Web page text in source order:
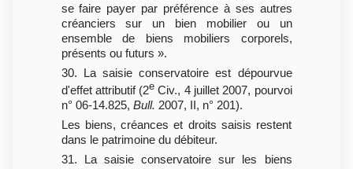
se faire payer par préférence à ses autres
créanciers sur un bien mobilier ou un
ensemble de biens mobiliers corporels,
présents ou futurs ».
30. La saisie conservatoire est dépourvue
d'effet attributif (2e Civ., 4 juillet 2007, pourvoi
n° 06-14.825, Bull. 2007, II, n° 201).
Les biens, créances et droits saisis restent
dans le patrimoine du débiteur.
31. La saisie conservatoire sur les biens